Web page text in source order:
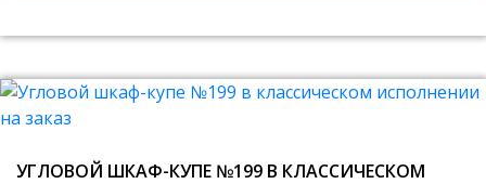
УГЛОВОЙ ШКАФ-КУПЕ №199 В КЛАССИЧЕСКОМ